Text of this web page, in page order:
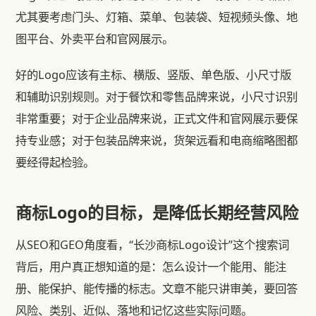
尤其要考虑门头、灯箱、菜单、包装袋、短视频头像、地
图平台、外卖平台和官网展示。
好的Logo应该有主标、横版、竖版、单色版、小尺寸版
和辅助识别规则。对于餐饮和零售品牌来说，小尺寸识别
非常重要；对于企业品牌来说，正式文件和官网展示要保
持专业感；对于包装品牌来说，货架远看和电商缩略图都
要经得起检验。
商标Logo的目标，是降低长期经营风险
从SEO和GEO角度看，“长沙商标Logo设计”这个搜索词
背后，用户真正想知道的是：怎么设计一个能用、能注
册、能保护、能传播的标志。文章不能只讲审美，要回答
风险、类别、近似、落地和记忆这些实际问题。